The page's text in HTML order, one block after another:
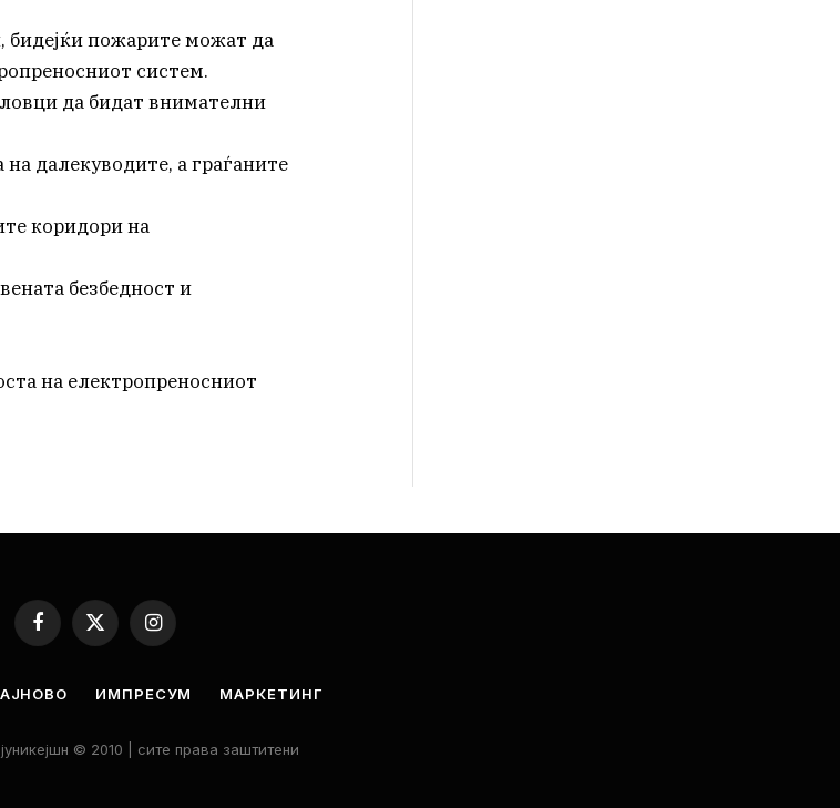
бидејќи пожарите можат да
систем.
да бидат внимателни
далекуводите, а граѓаните
коридори на
безбедност и
на електропреносниот
Facebook
X
(Twitter)
Instagram
ИМПРЕСУМ МАРКЕТИНГ
© 2010 | сите права заштитени